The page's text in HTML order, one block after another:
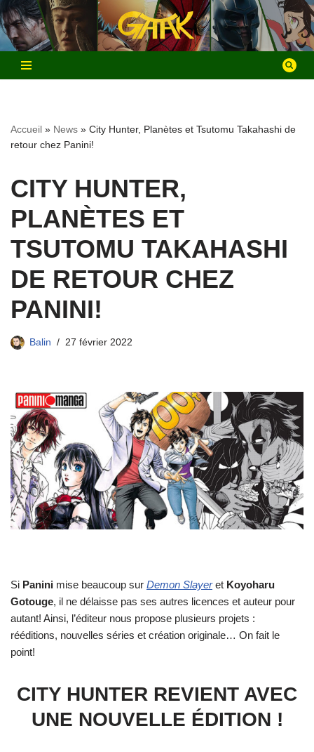
Aller
au
contenu
Accueil » News » City Hunter, Planètes et Tsutomu Takahashi de
retour chez Panini!
CITY HUNTER,
PLANÈTES ET
TSUTOMU TAKAHASHI
DE RETOUR CHEZ
PANINI!
Balin 27 février 2022
Si Panini mise beaucoup sur Demon Slayeret Koyoharu
Gotouge, il ne délaisse pas ses autres licences et auteur pour
autant! Ainsi, l’éditeur nous propose plusieurs projets :
rééditions, nouvelles séries et création originale… On fait le
point!
CITY HUNTER REVIENT AVEC
UNE NOUVELLE ÉDITION !